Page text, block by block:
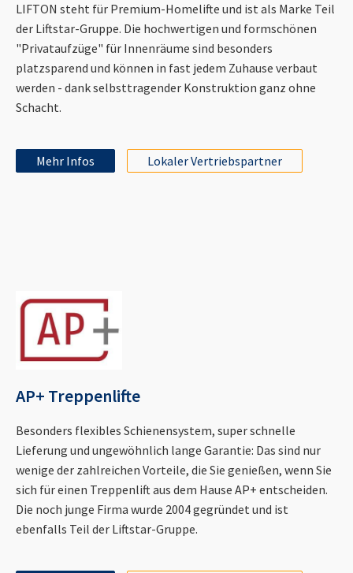
LIFTON steht für Premium-Homelifte und ist als Marke Teil
der Liftstar-Gruppe. Die hochwertigen und formschönen
"Privataufzüge" für Innenräume sind besonders
platzsparend und können in fast jedem Zuhause verbaut
werden - dank selbsttragender Konstruktion ganz ohne
Schacht.
Mehr Infos Lokaler Vertriebspartner
AP+ Treppenlifte
Besonders flexibles Schienensystem, super schnelle
Lieferung und ungewöhnlich lange Garantie: Das sind nur
wenige der zahlreichen Vorteile, die Sie genießen, wenn Sie
sich für einen Treppenlift aus dem Hause AP+ entscheiden.
Die noch junge Firma wurde 2004 gegründet und ist
ebenfalls Teil der Liftstar-Gruppe.